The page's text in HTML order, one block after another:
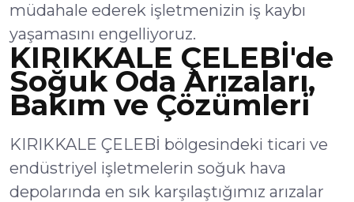
müdahale ederek işletmenizin iş kaybı
yaşamasını engelliyoruz.
KIRIKKALE ÇELEBİ'de
Soğuk Oda Arızaları,
Bakım ve Çözümleri
KIRIKKALE ÇELEBİ bölgesindeki ticari ve
endüstriyel işletmelerin soğuk hava
depolarında en sık karşılaştığımız arızalar